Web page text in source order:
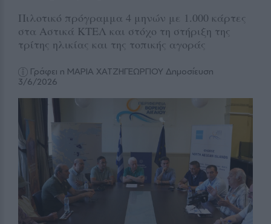
Πιλοτικό πρόγραμμα 4 μηνών με 1.000 κάρτες
στα Αστικά ΚΤΕΛ και στόχο τη στήριξη της
τρίτης ηλικίας και της τοπικής αγοράς
Γράφει η ΜΑΡΙΑ ΧΑΤΖΗΓΕΩΡΓΙΟΥ Δημοσίευση
3/6/2026